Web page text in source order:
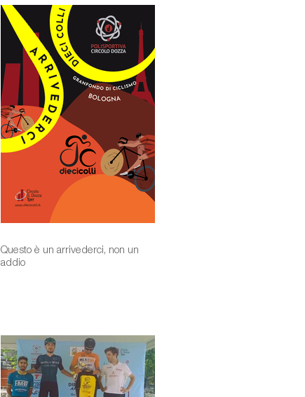
Questo è un arrivederci, non un
addio